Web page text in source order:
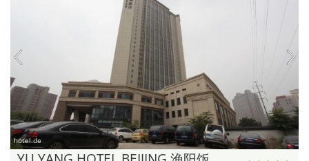
hotel.de